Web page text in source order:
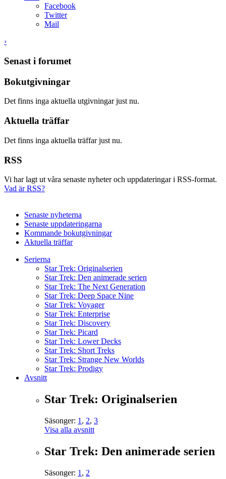
Facebook
Twitter
Mail
›
Senast i forumet
Bokutgivningar
Det finns inga aktuella utgivningar just nu.
Aktuella träffar
Det finns inga aktuella träffar just nu.
RSS
Vi har lagt ut våra senaste nyheter och uppdateringar i RSS-format.
Vad är RSS?
Senaste nyheterna
Senaste uppdateringarna
Kommande bokutgivningar
Aktuella träffar
Serierna
Star Trek: Originalserien
Star Trek: Den animerade serien
Star Trek: The Next Generation
Star Trek: Deep Space Nine
Star Trek: Voyager
Star Trek: Enterprise
Star Trek: Discovery
Star Trek: Picard
Star Trek: Lower Decks
Star Trek: Short Treks
Star Trek: Strange New Worlds
Star Trek: Prodigy
Avsnitt
Star Trek: Originalserien
Säsonger: 1 , 2, 3
Visa alla avsnitt
Star Trek: Den animerade serien
Säsonger: 1 , 2